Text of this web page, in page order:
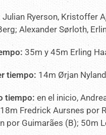
Julian Ryerson, Kristoffer
Alexander Sørloth,
35m y 45m Erling
tiempo: 14m Ørjan
tiempo: en el inicio,
Fredrick Aursnes por
por Guimarães (B); 50m